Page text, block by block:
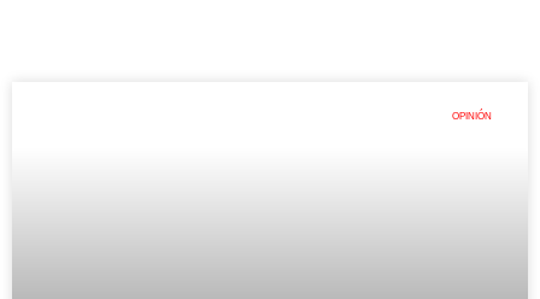
OPINIÓN